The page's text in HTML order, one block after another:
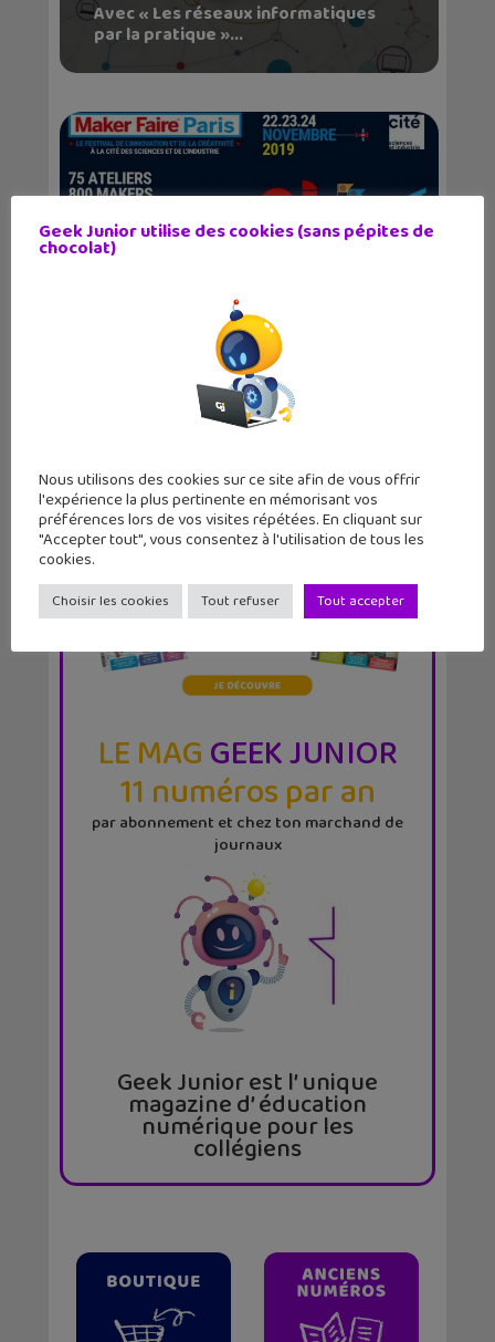
Avec « Les réseaux informatiques
par la pratique »...
LE MAGGEEK JUNIOR
11 numéros par an
par abonnement et chez ton marchand de
journaux
Geek Junior est l’ unique
magazine d’ éducation
numérique pour les
collégiens
Geek Junior utilise des cookies (sans pépites de
chocolat)
Nous utilisons des cookies sur ce site afin de vous offrir
l'expérience la plus pertinente en mémorisant vos
préférences lors de vos visites répétées. En cliquant sur
"Accepter tout", vous consentez à l'utilisation de tous les
cookies.
Choisir les cookies Tout refuser Tout accepter